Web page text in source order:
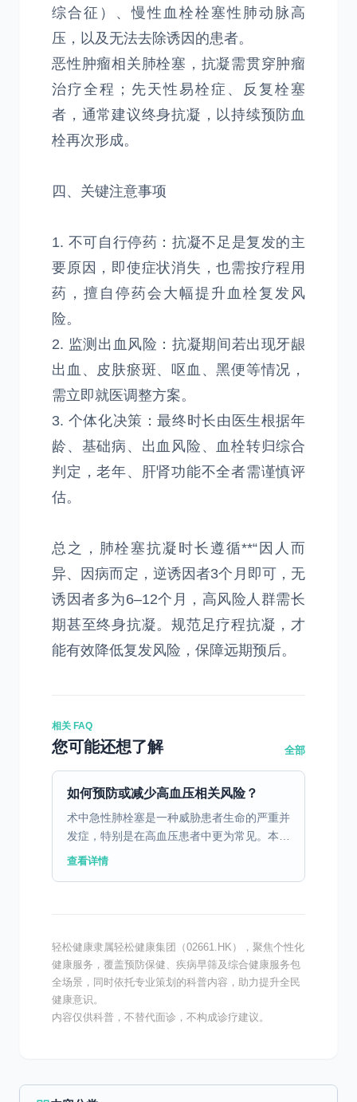
综合征）、慢性血栓栓塞性肺动脉高
压，以及无法去除诱因的患者。
恶性肿瘤相关肺栓塞，抗凝需贯穿肿瘤
治疗全程；先天性易栓症、反复栓塞
者，通常建议终身抗凝，以持续预防血
栓再次形成。
四、关键注意事项
1. 不可自行停药：抗凝不足是复发的主
要原因，即使症状消失，也需按疗程用
药，擅自停药会大幅提升血栓复发风
险。
2. 监测出血风险：抗凝期间若出现牙龈
出血、皮肤瘀斑、呕血、黑便等情况，
需立即就医调整方案。
3. 个体化决策：最终时长由医生根据年
龄、基础病、出血风险、血栓转归综合
判定，老年、肝肾功能不全者需谨慎评
估。
总之，肺栓塞抗凝时长遵循**“因人而
异、因病而定，逆诱因者3个月即可，无
诱因者多为6–12个月，高风险人群需长
期甚至终身抗凝。规范足疗程抗凝，才
能有效降低复发风险，保障远期预后。
相关 FAQ
您可能还想了解 全部
如何预防或减少高血压相关风险？
术中急性肺栓塞是一种威胁患者生命的严重并
发症，特别是在高血压患者中更为常见。本文
将探讨其预防与处理策略。 一、术中急性肺
查看详情
轻松健康隶属轻松健康集团（02661.HK），聚焦个性化
健康服务，覆盖预防保健、疾病早筛及综合健康服务包
全场景，同时依托专业策划的科普内容，助力提升全民
健康意识。
内容仅供科普，不替代面诊，不构成诊疗建议。